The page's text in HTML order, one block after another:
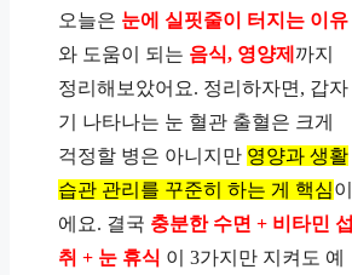
오늘은 눈에 실핏줄이 터지는 이유
와 도움이 되는 음식, 영양제 까지
정리해보았어요. 정리하자면, 갑자
기 나타나는 눈 혈관 출혈은 크게
걱정할 병은 아니지만 영양과 생활
습관 관리를 꾸준히 하는 게 핵심이
에요. 결국 충분한 수면 + 비타민 섭
취 + 눈 휴식 이 3가지만 지켜도 예